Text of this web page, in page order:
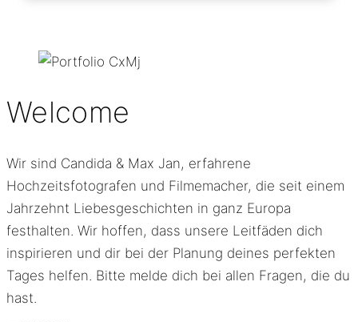
Welcome
Wir sind Candida & Max Jan, erfahrene
Hochzeitsfotografen und Filmemacher, die seit einem
Jahrzehnt Liebesgeschichten in ganz Europa
festhalten. Wir hoffen, dass unsere Leitfäden dich
inspirieren und dir bei der Planung deines perfekten
Tages helfen. Bitte melde dich bei allen Fragen, die du
hast.